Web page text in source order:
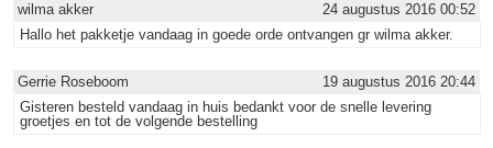
wilma akker
24 augustus 2016 00:52
Hallo het pakketje vandaag in goede orde ontvangen gr wilma akker.
Gerrie Roseboom
19 augustus 2016 20:44
Gisteren besteld vandaag in huis bedankt voor de snelle levering
groetjes en tot de volgende bestelling